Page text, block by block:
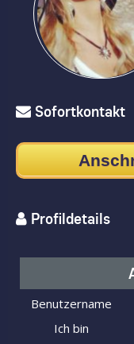
Sofortkontakt
Profildetails
Benutzername
Ich bin